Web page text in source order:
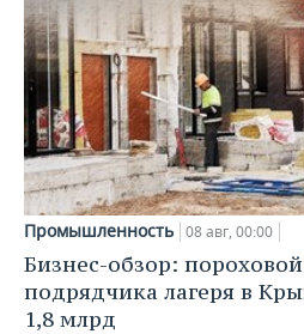
Промышленность 08 авг, 00:00
Бизнес-обзор:
подрядчика лагеря в
1,8 млрд